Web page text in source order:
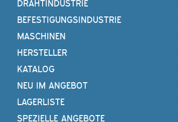
DRAHTINDUSTRIE
BEFESTIGUNGSINDUSTRIE
MASCHINEN
HERSTELLER
KATALOG
NEU IM ANGEBOT
LAGERLISTE
SPEZIELLE ANGEBOTE